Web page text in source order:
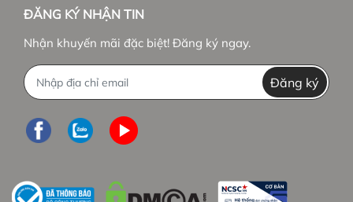
ĐĂNG KÝ NHẬN TIN
Nhận khuyến mãi đặc biệt! Đăng ký ngay.
Đăng ký